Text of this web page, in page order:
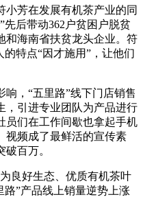
芳在发展有机茶产业的同
先后带动362户贫困户脱贫
和海南省扶贫龙头企业。符
特点“因才施用”，让他们
，“五里路”线下门店销售
，引进专业团队为产品进行
员们在工作间歇也拿起手机
视频成了最鲜活的宣传素
百万。
好生态、优质有机茶叶
路”产品线上销量逆势上涨